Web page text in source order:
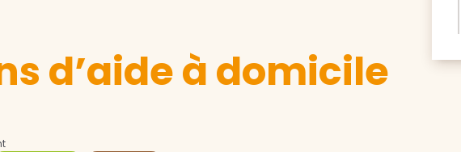
d’aide à domicile